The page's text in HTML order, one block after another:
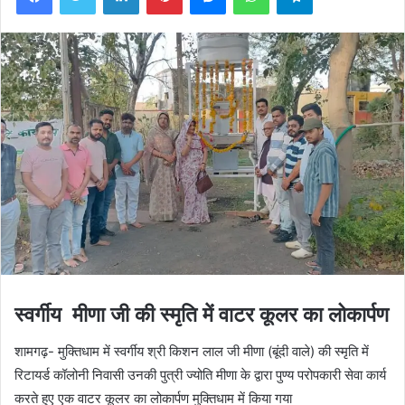
स्वर्गीय मीणा जी की स्मृति में वाटर कूलर का लोकार्पण
शामगढ़- मुक्तिधाम में स्वर्गीय श्री किशन लाल जी मीणा (बूंदी वाले) की स्मृति में
रिटायर्ड कॉलोनी निवासी उनकी पुत्री ज्योति मीणा के द्वारा पुण्य परोपकारी सेवा कार्य
करते हुए एक वाटर कूलर का लोकार्पण मुक्तिधाम में किया गया